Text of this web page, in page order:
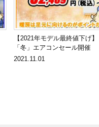
【2021年モデル最終値下げ】
「冬」エアコンセール開催
2021.11.01